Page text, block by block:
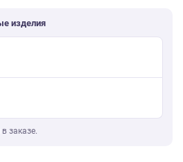
изделия
заказе.